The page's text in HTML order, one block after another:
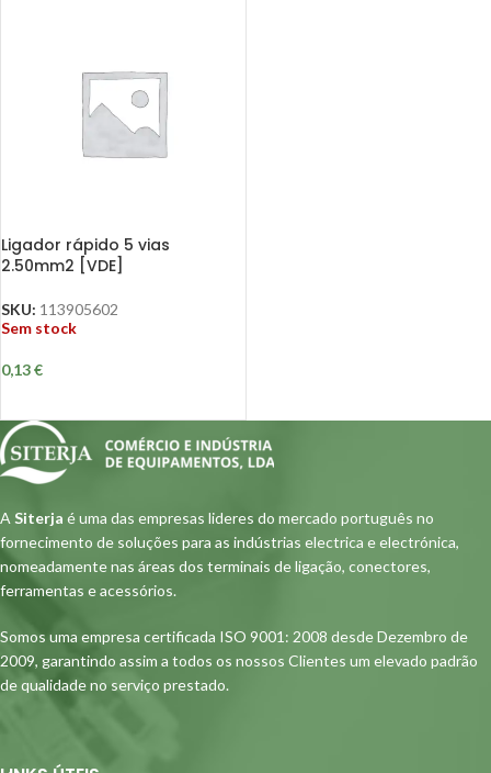
Ligador rápido 5 vias
2.50mm2 [VDE]
SKU: 113905602
Sem stock
0,13€
A Siterja é uma das empresas lideres do mercado português no
fornecimento de soluções para as indústrias electrica e electrónica,
nomeadamente nas áreas dos terminais de ligação, conectores,
ferramentas e acessórios.
Somos uma empresa certificada ISO 9001: 2008 desde Dezembro de
2009, garantindo assim a todos os nossos Clientes um elevado padrão
de qualidade no serviço prestado.